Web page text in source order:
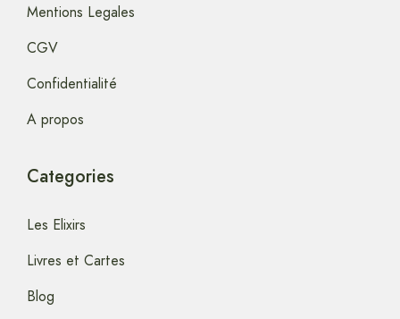
Mentions Legales
CGV
Confidentialité
A propos
Categories
Les Elixirs
Livres et Cartes
Blog